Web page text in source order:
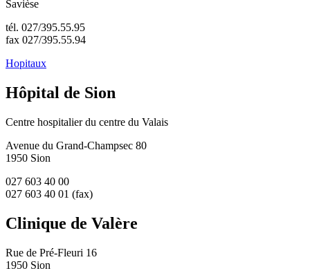
Savièse
tél. 027/395.55.95
fax 027/395.55.94
Hopitaux
Hôpital de Sion
Centre hospitalier du centre du Valais
Avenue du Grand-Champsec 80
1950 Sion
027 603 40 00
027 603 40 01 (fax)
Clinique de Valère
Rue de Pré-Fleuri 16
1950 Sion